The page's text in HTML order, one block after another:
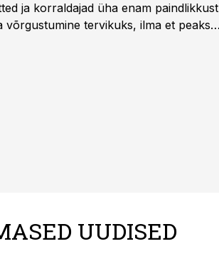
ja korraldajad üha enam paindlikkust
tervikuks, ilma et peaks
UUDISED